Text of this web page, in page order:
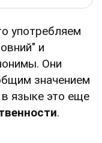
употребляем
и
Они
значением
языке это еще
.